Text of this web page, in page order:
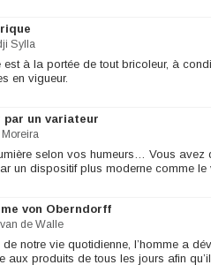
Sylla
à la portée de tout bricoleur, à
en vigueur.
un variateur
Moreira
selon vos humeurs… Vous avez
un dispositif plus moderne comme le
von Oberndorff
de Walle
notre vie quotidienne, l’homme a
aux produits de tous les jours afin